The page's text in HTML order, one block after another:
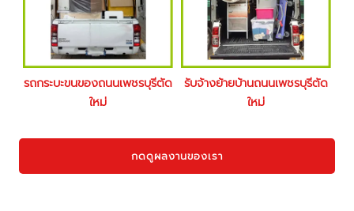
รถกระบะขนของถนนเพชรบุรีตัด
ใหม่
รับจ้างย้ายบ้านถนนเพชรบุรีตัด
ใหม่
กดดูผลงานของเรา